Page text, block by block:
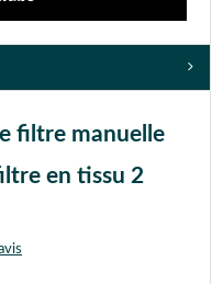
filtre manuelle
en tissu 2